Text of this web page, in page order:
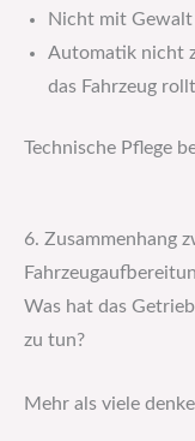
Nicht mit Gewalt
Automatik nicht
das Fahrzeug rollt
Technische Pflege
6. Zusammenhang
Was hat das
zu tun?
Mehr als viele